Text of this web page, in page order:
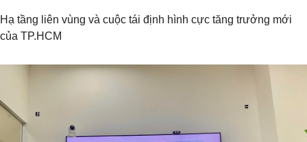
Hạ tầng liên vùng và cuộc tái định hình cực tăng trưởng mới
của TP.HCM